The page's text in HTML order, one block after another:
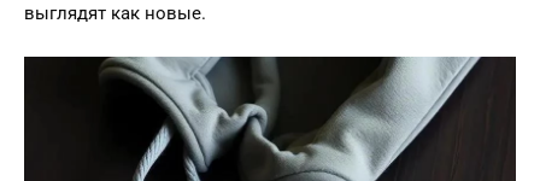
выглядят как новые.